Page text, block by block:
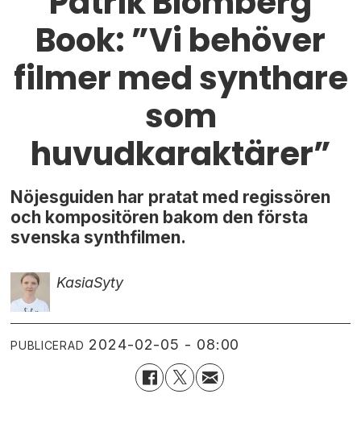
Book: ”Vi behöver
filmer med synthare
som
huvudkaraktärer”
Nöjesguiden har pratat med regissören
och kompositören bakom den första
svenska synthfilmen.
KasiaSyty
PUBLICERAD 2024-02-05 - 08:00